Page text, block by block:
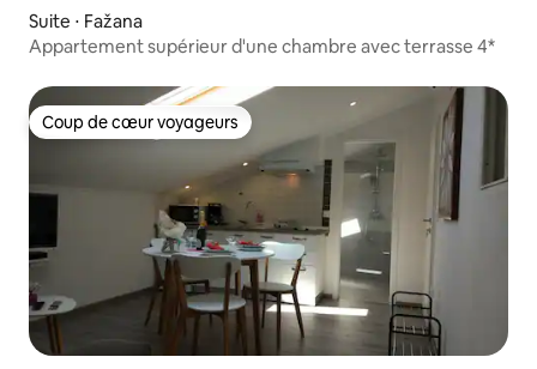
Suite ⋅ Fažana
Appartement supérieur d'une chambre avec terrasse 4*
Coup de cœur voyageurs
Coup de cœur voyageurs